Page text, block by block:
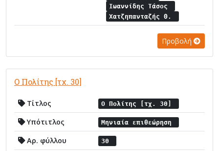
Ιωαννίδης Τάσος
Χατζηπανταζής Θ.
Προβολή
Ο Πολίτης [τχ. 30]
Τίτλος Ο Πολίτης [τχ. 30]
Υπότιτλος Μηνιαία επιθεώρηση
Αρ. φύλλου 30